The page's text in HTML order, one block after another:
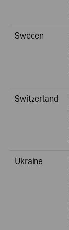
Sweden
Switzerland
Ukraine